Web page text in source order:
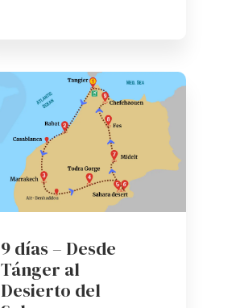
9 días – Desde
Tánger al
Desierto del